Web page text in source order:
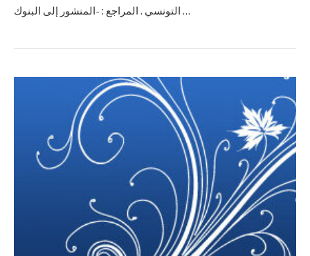
التونسي . المراجع : -المنشور إلى البنوك …